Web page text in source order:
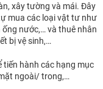
xây tường và mái. Đây
mua các loại vật tư như
ống nước,… và thuê nhân
bị vệ sinh,…
hành các hạng mục
ngoài/ trong,…